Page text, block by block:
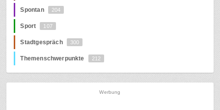
Spontan 204
Sport 107
Stadtgespräch 300
Themenschwerpunkte 212
Werbung